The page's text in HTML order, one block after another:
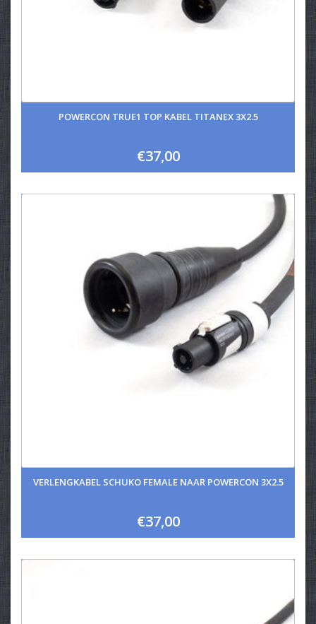
POWERCON TRUE1 TOP KABEL TITANEX 3X2.5
€37,00
VERLENGKABEL SCHUKO FEMALE NAAR POWERCON 3X2.5
€37,00